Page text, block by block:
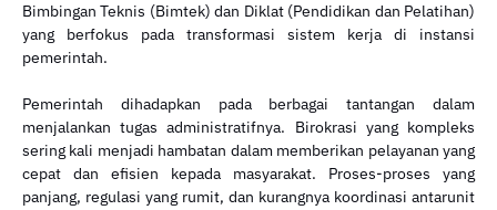
Bimbingan Teknis (Bimtek) dan Diklat (Pendidikan dan Pelatihan)
yang berfokus pada transformasi sistem kerja di instansi
pemerintah.
Pemerintah dihadapkan pada berbagai tantangan dalam
menjalankan tugas administratifnya. Birokrasi yang kompleks
sering kali menjadi hambatan dalam memberikan pelayanan yang
cepat dan efisien kepada masyarakat. Proses-proses yang
panjang, regulasi yang rumit, dan kurangnya koordinasi antarunit